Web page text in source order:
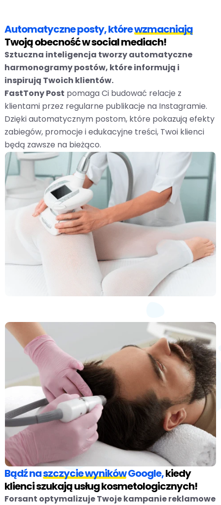
Automatyczne posty, którewzmacniają
Twoją obecność w social mediach!
Sztuczna inteligencja tworzy automatyczne
harmonogramy postów, które informują i
inspirują Twoich klientów.
FastTony Post pomaga Ci budować relacje z
klientami przez regularne publikacje na Instagramie.
Dzięki automatycznym postom, które pokazują efekty
zabiegów, promocje i edukacyjne treści, Twoi klienci
będą zawsze na bieżąco.
Bądź naszczycie wynikówGoogle,kiedy
klienci szukają usług kosmetologicznych!
Forsant optymalizuje Twoje kampanie reklamowe